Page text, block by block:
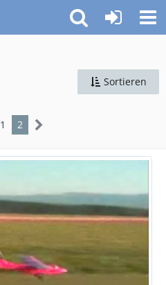
Sortieren
1 2